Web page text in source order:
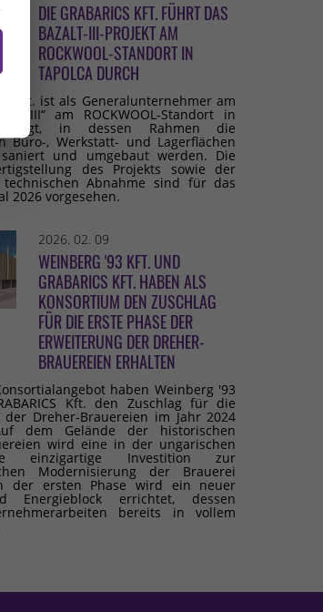
DIE GRABARICS KFT. FÜHRT DAS
BAZALT-III-PROJEKT AM
ROCKWOOL-STANDORT IN
TAPOLCA DURCH
Kft. ist als Generalunternehmer am
III“ am ROCKWOOL-Standort in
in dessen Rahmen die
Büro-, Werkstatt- und Lagerflächen
und umgebaut werden. Die
des Projekts sowie der
Abnahme sind für das
2026 vorgesehen.
2026. 02. 09
WEINBERG '93 KFT. UND
GRABARICS KFT. HABEN ALS
KONSORTIUM DEN ZUSCHLAG
FÜR DIE ERSTE PHASE DER
ERWEITERUNG DER DREHER-
BRAUEREIEN ERHALTEN
haben Weinberg '93
Kft. den Zuschlag für die
der Dreher-Brauereien im Jahr 2024
dem Gelände der historischen
wird eine in der ungarischen
einzigartige Investition zur
Modernisierung der Brauerei
der ersten Phase wird ein neuer
Energieblock errichtet, dessen
bereits in vollem